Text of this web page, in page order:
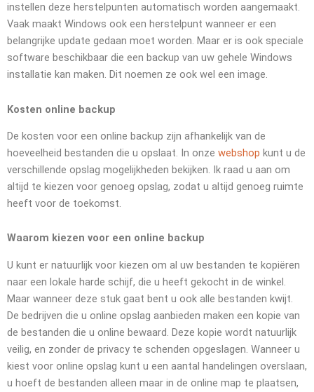
instellen deze herstelpunten automatisch worden aangemaakt.
Vaak maakt Windows ook een herstelpunt wanneer er een
belangrijke update gedaan moet worden. Maar er is ook speciale
software beschikbaar die een backup van uw gehele Windows
installatie kan maken. Dit noemen ze ook wel een image.
Kosten online backup
De kosten voor een online backup zijn afhankelijk van de
hoeveelheid bestanden die u opslaat. In onze webshop kunt u de
verschillende opslag mogelijkheden bekijken. Ik raad u aan om
altijd te kiezen voor genoeg opslag, zodat u altijd genoeg ruimte
heeft voor de toekomst.
Waarom kiezen voor een online backup
U kunt er natuurlijk voor kiezen om al uw bestanden te kopiëren
naar een lokale harde schijf, die u heeft gekocht in de winkel.
Maar wanneer deze stuk gaat bent u ook alle bestanden kwijt.
De bedrijven die u online opslag aanbieden maken een kopie van
de bestanden die u online bewaard. Deze kopie wordt natuurlijk
veilig, en zonder de privacy te schenden opgeslagen. Wanneer u
kiest voor online opslag kunt u een aantal handelingen overslaan,
u hoeft de bestanden alleen maar in de online map te plaatsen,